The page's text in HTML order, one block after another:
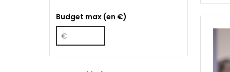
Budget max (en €)